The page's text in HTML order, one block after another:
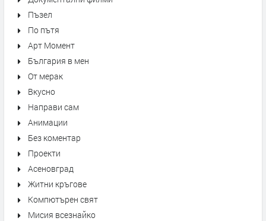
Пъзел
По пътя
Арт Момент
България в мен
От мерак
Вкусно
Направи сам
Анимации
Без коментар
Проекти
Асеновград
Житни кръгове
Компютърен свят
Мисия всезнайко